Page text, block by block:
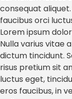
consequat
faucibus orci
Lorem ipsum
Nulla varius vitae
dictum tincidunt.
risus pretium sit
luctus eget,
eros faucibus, in